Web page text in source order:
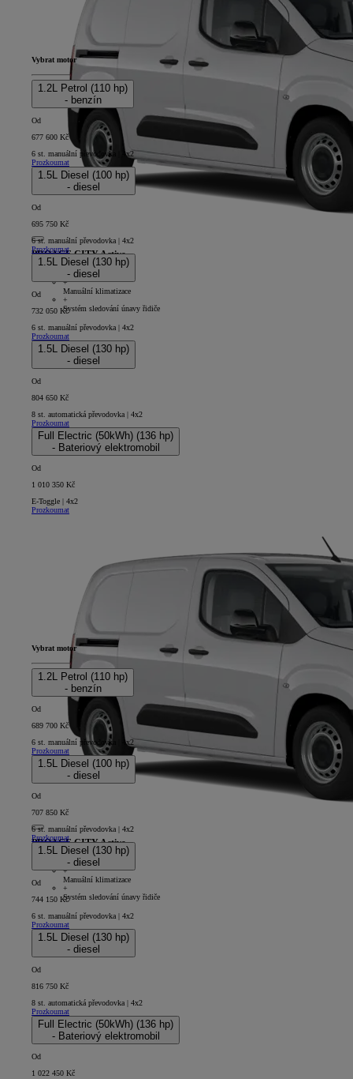
PROACE CITY Active
4D - Panel Van Short
+
Manuální klimatizace
+
Systém sledování únavy řidiče
Vybrat motor
1.2L Petrol (110 hp)
- benzín
Od
677 600 Kč
6 st. manuální převodovka | 4x2
Prozkoumat
1.5L Diesel (100 hp)
- diesel
Od
695 750 Kč
6 st. manuální převodovka | 4x2
Prozkoumat
1.5L Diesel (130 hp)
- diesel
Od
732 050 Kč
6 st. manuální převodovka | 4x2
Prozkoumat
1.5L Diesel (130 hp)
- diesel
Od
804 650 Kč
8 st. automatická převodovka | 4x2
Prozkoumat
Full Electric (50kWh) (136 hp)
- Bateriový elektromobil
Od
1 010 350 Kč
E-Toggle | 4x2
Prozkoumat
PROACE CITY Active
5D - Panel Van Short
+
Manuální klimatizace
+
Systém sledování únavy řidiče
Vybrat motor
1.2L Petrol (110 hp)
- benzín
Od
689 700 Kč
6 st. manuální převodovka | 4x2
Prozkoumat
1.5L Diesel (100 hp)
- diesel
Od
707 850 Kč
6 st. manuální převodovka | 4x2
Prozkoumat
1.5L Diesel (130 hp)
- diesel
Od
744 150 Kč
6 st. manuální převodovka | 4x2
Prozkoumat
1.5L Diesel (130 hp)
- diesel
Od
816 750 Kč
8 st. automatická převodovka | 4x2
Prozkoumat
Full Electric (50kWh) (136 hp)
- Bateriový elektromobil
Od
1 022 450 Kč